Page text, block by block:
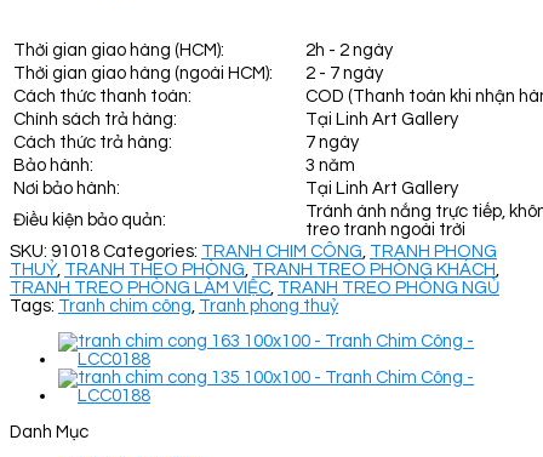
Thời gian giao hàng (HCM):
2h - 2 ngày
Thời gian giao hàng (ngoài HCM):
2 - 7 ngày
Cách thức thanh toán:
COD (Thanh toán khi nhận
Chính sách trả hàng:
Tại Linh Art Gallery
Cách thức trả hàng:
7 ngày
Bảo hành:
3 năm
Nơi bảo hành:
Tại Linh Art Gallery
Điều kiện bảo quản:
Tránh ánh nắng trực tiếp,
treo tranh ngoài trời
SKU: 91018 Categories: TRANH CHIM CÔNG TRANH PHONG
THUỶ TRANH THEO PHÒNG TRANH TREO PHÒNG KHÁCH
TRANH TREO PHÒNG LÀM VIỆC TRANH TREO PHÒNG NGỦ
Tags: Tranh chim công Tranh phong thuỷ
Danh Mục